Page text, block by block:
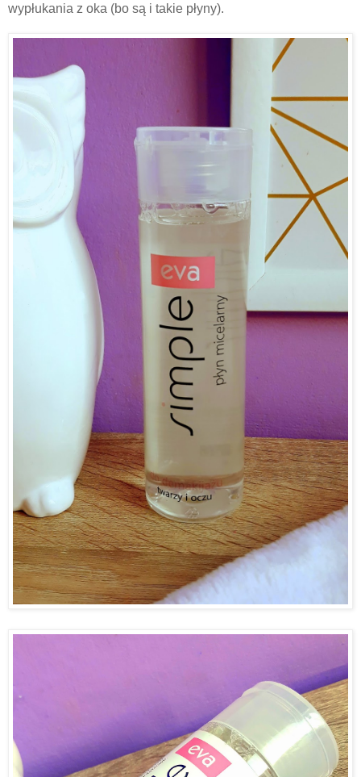
wypłukania z oka (bo są i takie płyny).